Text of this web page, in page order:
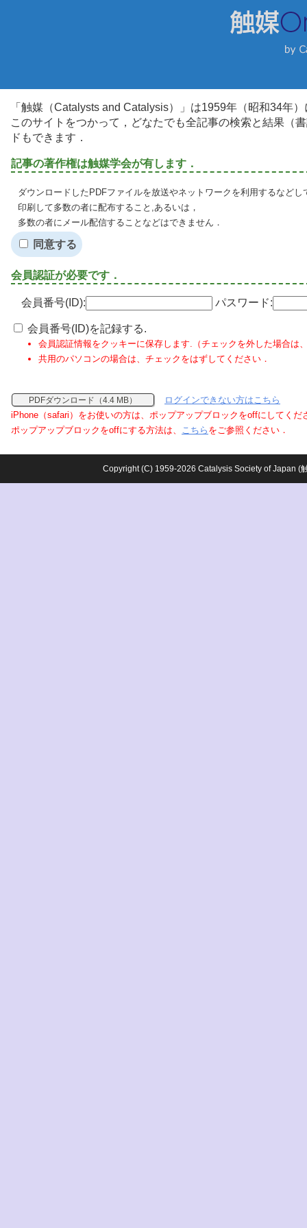
「触媒（Catalysts and Catalysis）」は1959年（昭和34年
このサイトをつかって，どなたでも全記事の検索と結果（
ドもできます．
記事の著作権は触媒学会が有します．
ダウンロードしたPDFファイルを放送やネットワークを利用するなど
印刷して多数の者に配布すること,あるいは，
多数の者にメール配信することなどはできません．
同意する
会員認証が必要です．
会員番号(ID): パスワード:
会員番号(ID)を記録する.
会員認証情報をクッキーに保存します.（チェックを外した場合は
共用のパソコンの場合は、チェックをはずしてください．
PDFダウンロード（4.4 MB）
ログインできない方はこちら
iPhone（safari）をお使いの方は、ポップアップブロックをoffにしてくだ
ポップアップブロックをoffにする方法は、 こちら をご参照ください．
Copyright (C) 1959-2026 Catalysis Society of Japan (